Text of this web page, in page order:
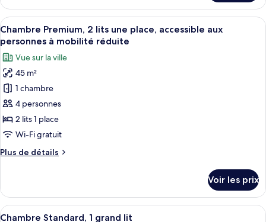
lits
une
place
(Premium)
le
type
de
chambre
Chambre
Deluxe,
2
lits
une
place
Afficher
toutes
les
photos
pour
ce
type
de
chambre :
Premium,
une
place,
Une chambre d’hôtel équipée d’un
8
Chambre Premium, 2 lits une place, accessible aux
personnes à mobilité réduite
Vue sur la ville
45 m²
1 chambre
4 personnes
2 lits 1 place
Wi-Fi gratuit
Plus de détails
Plus
le
type
de
Voir les prix
Afficher
Une chambre d’hôtel avec un
9
Chambre Standard, 1 grand lit